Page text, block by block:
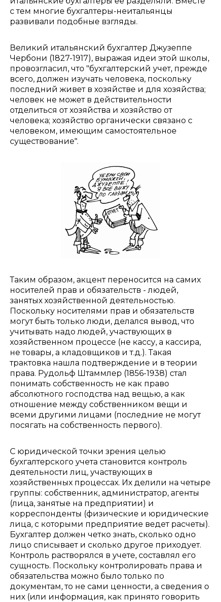
с тем многие бухгалтеры-неитальянцы
развивали подобные взгляды.
Великий итальянский бухгалтер Джузеппе
Чербони (1827-1917), выражая идеи этой школы,
провозгласил, что "бухгалтерский учет, прежде
всего, должен изучать человека, поскольку
последний живет в хозяйстве и для хозяйства;
человек не может в действительности
отделиться от хозяйства и хозяйство от
человека; хозяйство органически связано с
человеком, имеющим самостоятельное
существование".
Таким образом, акцент переносится на самих
носителей прав и обязательств - людей,
занятых хозяйственной деятельностью.
Поскольку носителями прав и обязательств
могут быть только люди, делался вывод, что
учитывать надо людей, участвующих в
хозяйственном процессе (не кассу, а кассира,
не товары, а кладовщиков и т.д.). Такая
трактовка нашла подтверждение и в теории
права. Рудольф Штаммлер (1856-1938) стал
понимать собственность не как право
абсолютного господства над вещью, а как
отношение между собственником вещи и
всеми другими лицами (последние не могут
посягать на собственность первого).
С юридической точки зрения целью
бухгалтерского учета становится контроль
деятельности лиц, участвующих в
хозяйственных процессах. Их делили на четыре
группы: собственник, администратор, агенты
(лица, занятые на предприятии) и
корреспонденты (физические и юридические
лица, с которыми предприятие ведет расчеты).
Бухгалтер должен четко знать, сколько одно
лицо списывает и сколько другое приходует.
Контроль растворялся в учете, составлял его
сущность. Поскольку контролировать права и
обязательства можно было только по
документам, то не сами ценности, а сведения о
них (или информация, как принято говорить